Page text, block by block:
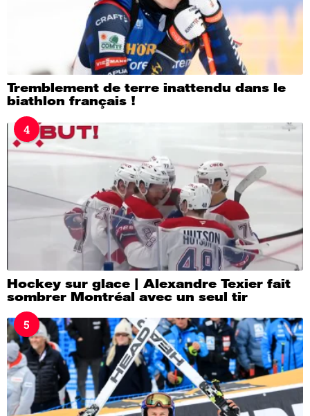
Tremblement de terre inattendu dans le
biathlon français !
4
Hockey sur glace | Alexandre Texier fait
sombrer Montréal avec un seul tir
5